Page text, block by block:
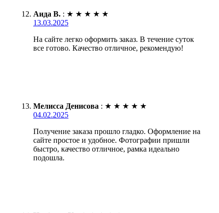
Аида В. : ★ ★ ★ ★ ★
13.03.2025
На сайте легко оформить заказ. В течение суток
все готово. Качество отличное, рекомендую!
Мелисса Денисова : ★ ★ ★ ★ ★
04.02.2025
Получение заказа прошло гладко. Оформление на
сайте простое и удобное. Фотографии пришли
быстро, качество отличное, рамка идеально
подошла.